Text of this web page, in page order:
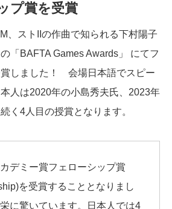
プ賞を受賞
、ストIIの作曲で知られる下村陽子
「BAFTA Games Awards」 にてフ
賞しました！ 会場日本語でスピー
人は2020年の小島秀夫氏、2023年
く4人目の授賞となります。
デミー賞フェローシップ賞
を受賞することとなりまし
に驚いています。日本人では4